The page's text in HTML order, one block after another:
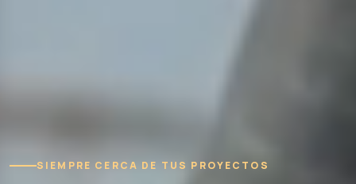
SIEMPRE CERCA DE TUS PROYECTOS